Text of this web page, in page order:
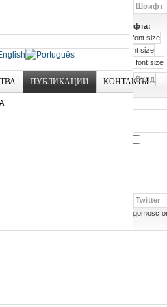
Шрифт
Размер шрифта:
Вход
Логин
Пароль
Twitter
Follow angomosc
ПУБЛИКАЦИИ КОНТАКТЫ